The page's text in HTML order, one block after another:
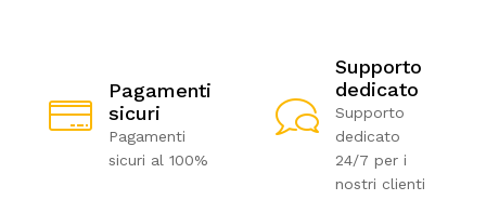
Pagamenti
sicuri
Pagamenti
sicuri al 100%
Supporto
dedicato
Supporto
dedicato
24/7 per i
nostri clienti